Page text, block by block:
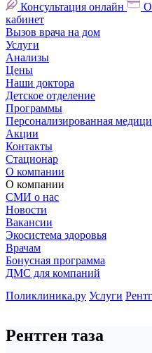
Консультация онлайн
кабинет
Вызов врача на дом
Услуги
Анализы
Цены
Наши доктора
Детское отделение
Программы
Персонализированная
Акции
Контакты
Стационар
О компании
О компании
СМИ о нас
Новости
Вакансии
Экосистема здоровья
Врачам
Бонусная программа
ДМС для компаний
Поликлиника.ру Услуги
Рентген таза